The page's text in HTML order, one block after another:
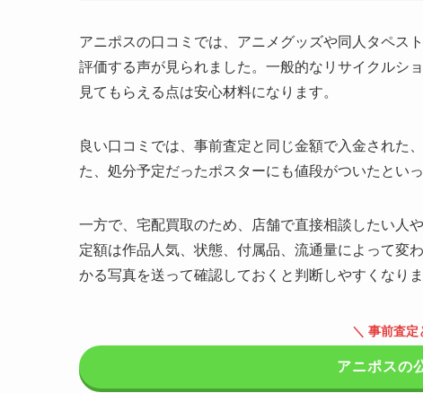
アニポスの口コミでは、アニメグッズや同人タペス
評価する声が見られました。一般的なリサイクルシ
見てもらえる点は安心材料になります。
良い口コミでは、事前査定と同じ金額で入金された
た、処分予定だったポスターにも値段がついたとい
一方で、宅配買取のため、店舗で直接相談したい人
定額は作品人気、状態、付属品、流通量によって変
かる写真を送って確認しておくと判断しやすくなりま
＼ 事前査定
アニポスの